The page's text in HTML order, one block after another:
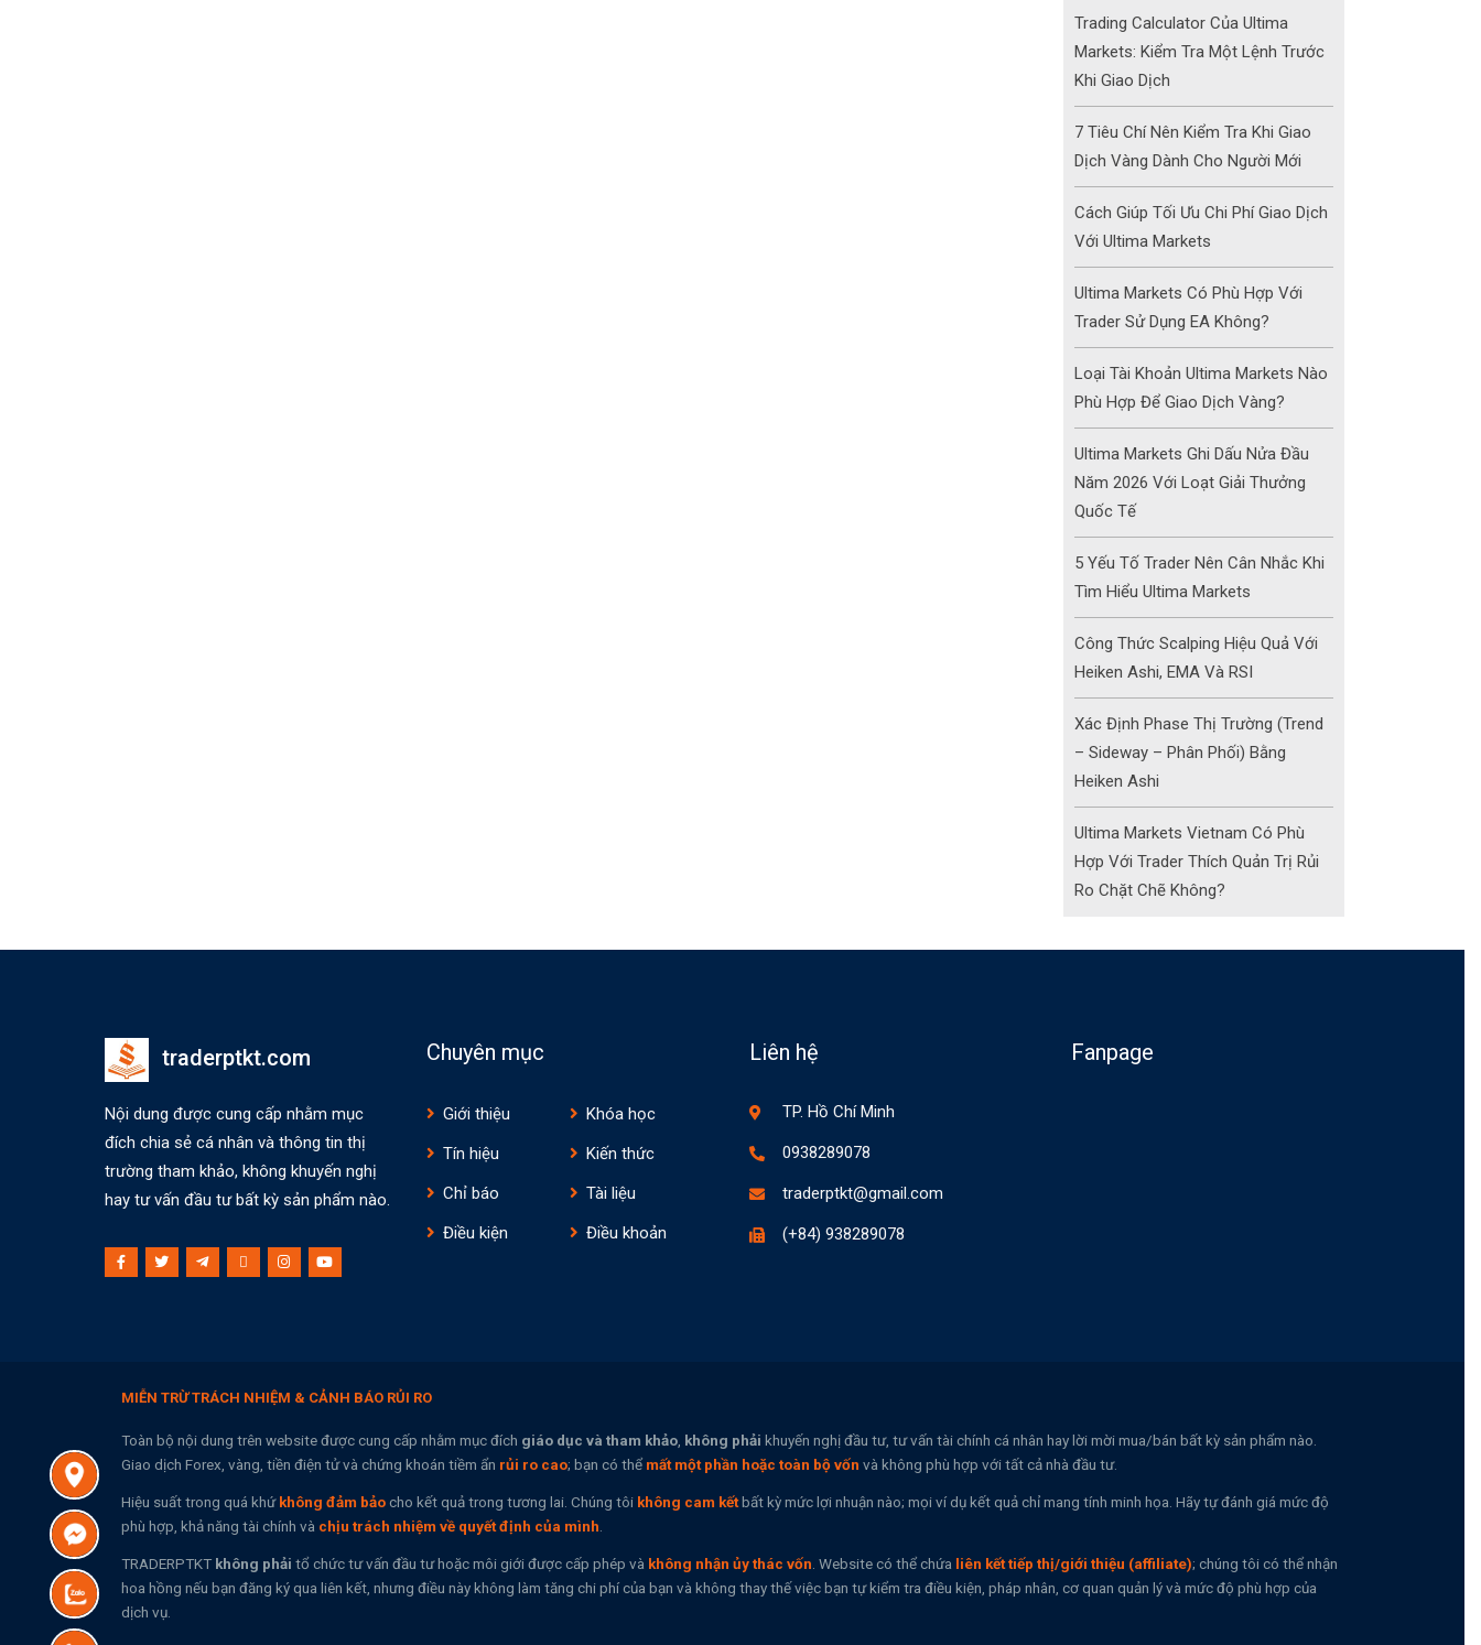
Trading Calculator Của Ultima
Markets: Kiểm Tra Một Lệnh Trước
Khi Giao Dịch
7 Tiêu Chí Nên Kiểm Tra Khi Giao
Dịch Vàng Dành Cho Người Mới
Cách Giúp Tối Ưu Chi Phí Giao Dịch
Với Ultima Markets
Ultima Markets Có Phù Hợp Với
Trader Sử Dụng EA Không?
Loại Tài Khoản Ultima Markets Nào
Phù Hợp Để Giao Dịch Vàng?
Ultima Markets Ghi Dấu Nửa Đầu
Năm 2026 Với Loạt Giải Thưởng
Quốc Tế
5 Yếu Tố Trader Nên Cân Nhắc Khi
Tìm Hiểu Ultima Markets
Công Thức Scalping Hiệu Quả Với
Heiken Ashi, EMA Và RSI
Xác Định Phase Thị Trường (Trend
– Sideway – Phân Phối) Bằng
Heiken Ashi
Ultima Markets Vietnam Có Phù
Hợp Với Trader Thích Quản Trị Rủi
Ro Chặt Chẽ Không?
traderptkt.com
Nội dung được cung cấp nhằm mục
đích chia sẻ cá nhân và thông tin thị
trường tham khảo, không khuyến nghị
hay tư vấn đầu tư bất kỳ sản phẩm nào.
Chuyên mục
Giới thiệu
Khóa học
Tín hiệu
Kiến thức
Chỉ báo
Tài liệu
Điều kiện
Điều khoản
Liên hệ
TP. Hồ Chí Minh
0938289078
traderptkt@gmail.com
(+84) 938289078
Fanpage
MIỄN TRỪ TRÁCH NHIỆM & CẢNH BÁO RỦI RO
Toàn bộ nội dung trên website được cung cấp nhằm mục đích giáo dục và tham khảo, không phải khuyến nghị đầu tư, tư vấn tài chính cá nhân hay lời mời mua/bán bất kỳ sản phẩm nào.
Giao dịch Forex, vàng, tiền điện tử và chứng khoán tiềm ẩn rủi ro cao; bạn có thể mất một phần hoặc toàn bộ vốn và không phù hợp với tất cả nhà đầu tư.
Hiệu suất trong quá khứkhông đảm bảocho kết quả trong tương lai. Chúng tôi không cam kếtbất kỳ mức lợi nhuận nào; mọi ví dụ kết quả chỉ mang tính minh họa. Hãy tự đánh giá mức độ
phù hợp, khả năng tài chính và chịu trách nhiệm về quyết định của mình
TRADERPTKT không phải tổ chức tư vấn đầu tư hoặc môi giới được cấp phép và không nhận ủy thác vốn . Website có thể chứa liên kết tiếp thị/giới thiệu (affiliate); chúng tôi có thể nhận
hoa hồng nếu bạn đăng ký qua liên kết, nhưng điều này không làm tăng chi phí của bạn và không thay thế việc bạn tự kiểm tra điều kiện, pháp nhân, cơ quan quản lý và mức độ phù hợp của
dịch vụ.